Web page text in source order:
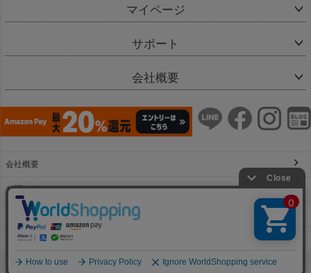
マイページ
サポート
会社概要
会社概要
お問い合わせ
特定商取引法に基づく表示
個人情報の取扱
copyright(c) Bellevie Enfant & co.,Ltd.All Rights Reserved.